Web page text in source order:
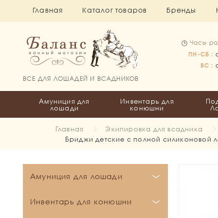
Главная Каталог товаров Бренды
ВСЕ ДЛЯ ЛОШАДЕЙ И ВСАДНИКОВ
Часы
ПН-СБ :
ВС :
Амуниция для
лошади
Инвентарь для
конюшни
Главная Экипировка для всадника
Бриджи детские с полной силиконовой
Амуниция для лошади
Инвентарь для конюшни